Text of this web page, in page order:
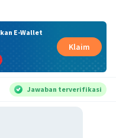
E-Wallet
Klaim
Jawaban terverifikasi